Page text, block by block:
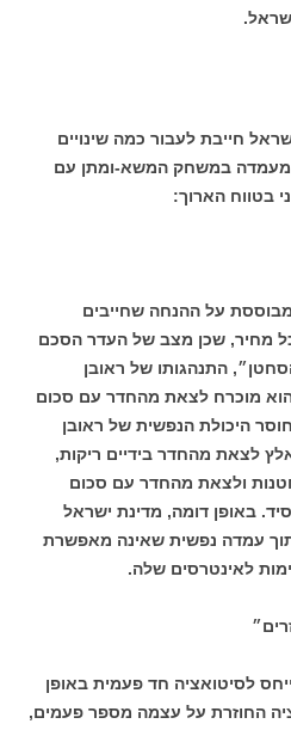
חייבת לעבור כמה שינויים
מעמדה במשחק המשא-ומתן עם
בטווח הארוך:
על ההנחה שחייבים
מחיר, שכן מצב של העדר הסכם
התנהגותו של ראובן
מוכרח לצאת מהחדר עם סכום
היכולת הנפשית של ראובן
לצאת מהחדר בידיים ריקות,
ולצאת מהחדר עם סכום
באופן דומה, מדינת ישראל
עמדה נפשית שאינה מאפשרת
לאינטרסים שלה.
לסיטואציה חד פעמית באופן
החוזרת על עצמה מספר פעמים,